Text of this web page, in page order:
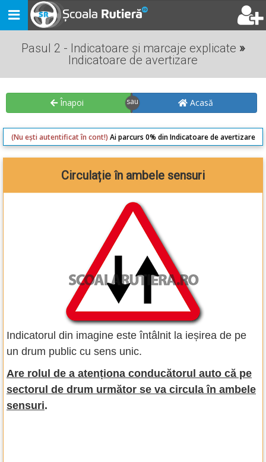
Toggle
navigation
Pasul 2 - Indicatoare și marcaje explicate »
Indicatoare de avertizare
Înapoi Acasă
(Nu ești autentificat în cont!) Ai parcurs 0% din Indicatoare de avertizare
Circulație în ambele sensuri
Indicatorul din imagine este întâlnit la ieșirea de pe
un drum public cu sens unic.
Are rolul de a atenționa conducătorul auto că pe
sectorul de drum următor se va circula în ambele
sensuri.